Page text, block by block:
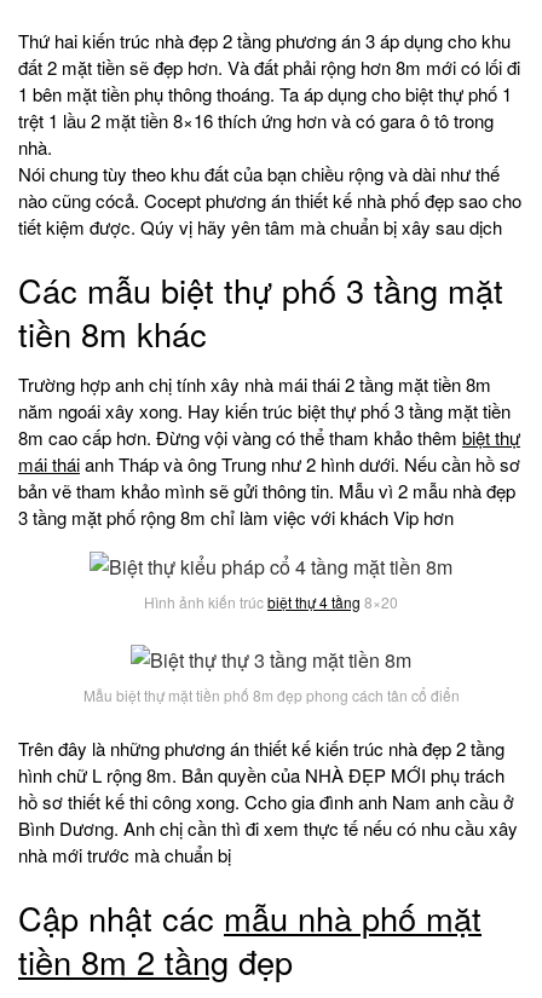
Thứ hai kiến trúc nhà đẹp 2 tầng phương án 3 áp dụng cho khu
đất 2 mặt tiền sẽ đẹp hơn. Và đất phải rộng hơn 8m mới có lối đi
1 bên mặt tiền phụ thông thoáng. Ta áp dụng cho biệt thự phố 1
trệt 1 lầu 2 mặt tiền 8×16 thích ứng hơn và có gara ô tô trong
nhà.
Nói chung tùy theo khu đất của bạn chiều rộng và dài như thế
nào cũng cócả. Cocept phương án thiết kế nhà phố đẹp sao cho
tiết kiệm được. Qúy vị hãy yên tâm mà chuẩn bị xây sau dịch
Các mẫu biệt thự phố 3 tầng mặt
tiền 8m khác
Trường hợp anh chị tính xây nhà mái thái 2 tầng mặt tiền 8m
năm ngoái xây xong. Hay kiến trúc biệt thự phố 3 tầng mặt tiền
8m cao cấp hơn. Đừng vội vàng có thể tham khảo thêm biệt thự
mái tháianh Tháp và ông Trung như 2 hình dưới. Nếu cần hồ sơ
bản vẽ tham khảo mình sẽ gửi thông tin. Mẫu vì 2 mẫu nhà đẹp
3 tầng mặt phố rộng 8m chỉ làm việc với khách Vip hơn
Hình ảnh kiến trúcbiệt thự 4 tầng 8×20
Mẫu biệt thự mặt tiền phố 8m đẹp phong cách tân cổ điển
Trên đây là những phương án thiết kế kiến trúc nhà đẹp 2 tầng
hình chữ L rộng 8m. Bản quyền của NHÀ ĐẸP MỚI phụ trách
hồ sơ thiết kế thi công xong. Ccho gia đình anh Nam anh cầu ở
Bình Dương. Anh chị cần thì đi xem thực tế nếu có nhu cầu xây
nhà mới trước mà chuẩn bị
Cập nhật các mẫu nhà phố mặt
tiền 8m 2 tầng đẹp